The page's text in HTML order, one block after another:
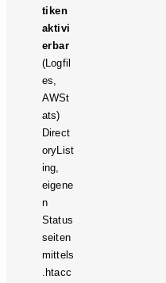
tiken
aktivi
erbar
(Logfil
es,
AWSt
ats)
Direct
oryList
ing,
eigene
n
Status
seiten
mittels
.htacc